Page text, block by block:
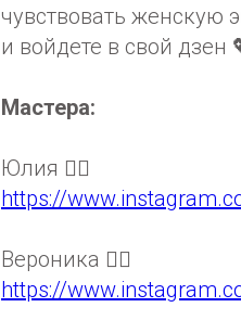
чувствовать женскую
и войдете в свой дзен
Мастера:
Юлия 👇🏻
https://
Вероника 👇🏻
https://